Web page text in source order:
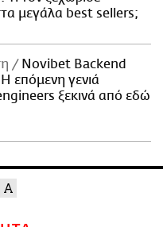
μεγάλα best sellers;
Novibet Backend
επόμενη γενιά
ξεκινά από εδώ